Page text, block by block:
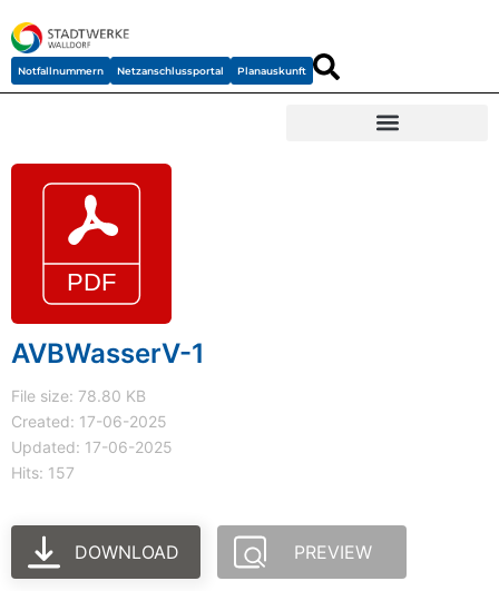
Notfallnummern Netzanschlussportal Planauskunft
AVBWasserV-1
File size: 78.80 KB
Created: 17-06-2025
Updated: 17-06-2025
Hits: 157
DOWNLOAD PREVIEW